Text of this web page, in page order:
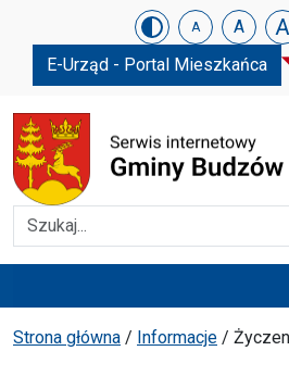
Urząd Gminy w
Skip menu A A A
E-Urząd - Portal Mieszkańca
Szukaj
Ścieżka powrotu
Strona główna / Informacje /